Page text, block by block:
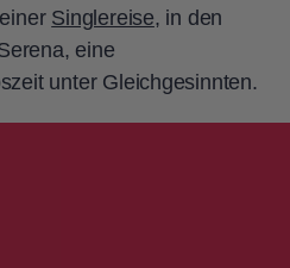
Singlereise, in den
eine
unter Gleichgesinnten.